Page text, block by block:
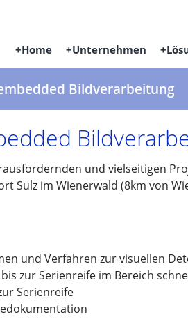
Home Unternehmen
Bildverarbeitung
und vielseitigen
Sulz im Wienerwald (8km von
und Verfahren zur visuellen
zur Serienreife im Bereich
Serienreife